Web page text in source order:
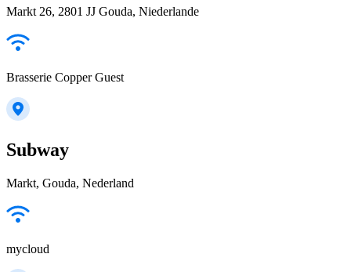
Markt 26, 2801 JJ Gouda, Niederlande
Brasserie Copper Guest
Subway
Markt, Gouda, Nederland
mycloud